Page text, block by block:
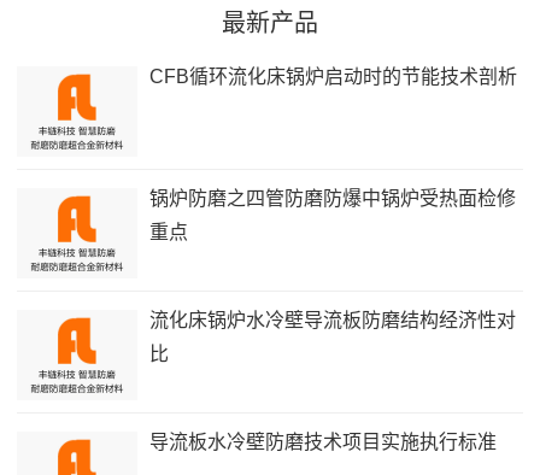
最新产品
CFB循环流化床锅炉启动时的节能技术剖析
锅炉防磨之四管防磨防爆中锅炉受热面检修
重点
流化床锅炉水冷壁导流板防磨结构经济性对
比
导流板水冷壁防磨技术项目实施执行标准